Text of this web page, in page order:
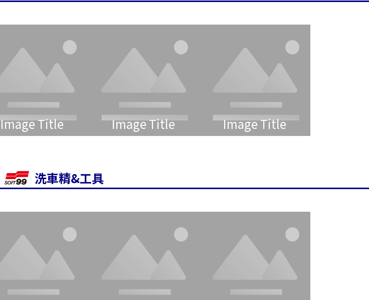
Image Title Image Title Image Title
洗車精&工具